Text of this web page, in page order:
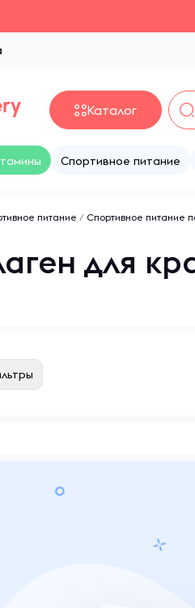
Каталог
Спортивное питание
питание / Спортивное питание
для